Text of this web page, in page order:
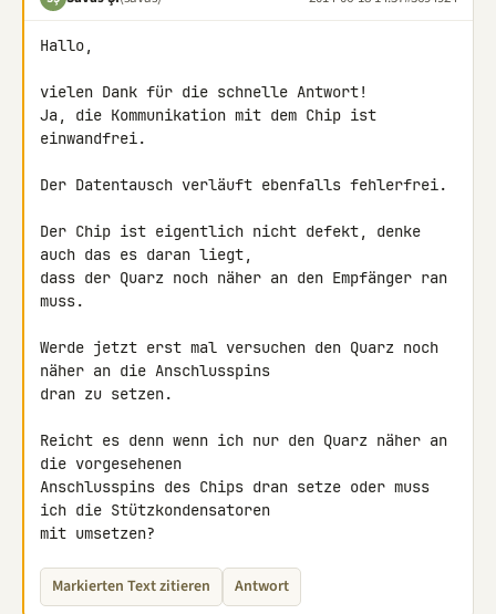
Hallo,
vielen Dank für die schnelle Antwort!
Ja, die Kommunikation mit dem Chip ist
einwandfrei.
Der Datentausch verläuft ebenfalls fehlerfrei.
Der Chip ist eigentlich nicht defekt, denke
auch das es daran liegt,
dass der Quarz noch näher an den Empfänger ran
muss.
Werde jetzt erst mal versuchen den Quarz noch
näher an die Anschlusspins
dran zu setzen.
Reicht es denn wenn ich nur den Quarz näher an
die vorgesehenen
Anschlusspins des Chips dran setze oder muss
ich die Stützkondensatoren
mit umsetzen?
Markierten Text zitieren Antwort